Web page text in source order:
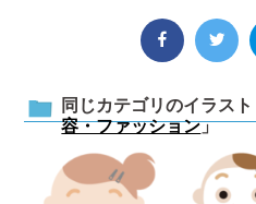
同じカテゴリのイラスト
容・ファッション」